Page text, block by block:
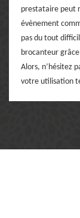
prestataire peut
évènement
pas du tout
brocanteur
Alors, n’hésitez
votre utilisation